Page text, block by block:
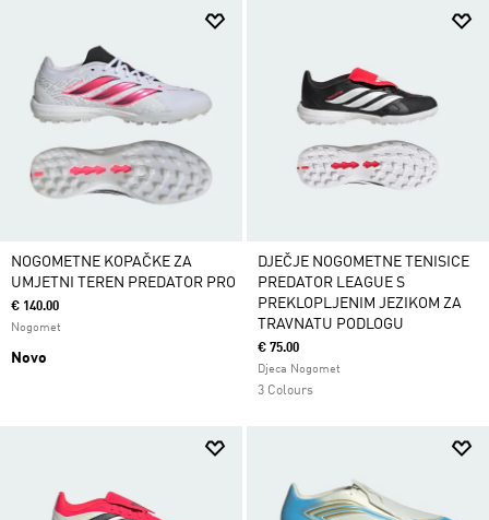
NOGOMETNE KOPAČKE ZA
UMJETNI TEREN PREDATOR PRO
€ 140.00
Nogomet
Novo
DJEČJE NOGOMETNE TENISICE
PREDATOR LEAGUE S
PREKLOPLJENIM JEZIKOM ZA
TRAVNATU PODLOGU
€ 75.00
Djeca Nogomet
3 Colours